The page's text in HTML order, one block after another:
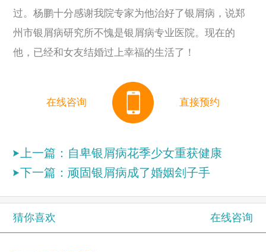
过。杨鹏十分感谢我院专家为他治好了银屑病，说郑
州市银屑病研究所不愧是银屑病专业医院。现在的
他，已经和女友结婚过上幸福的生活了！
在线咨询 直接预约
上一篇： 自卑银屑病花季少女重获健康
下一篇：顽固银屑病成了婚姻刽子手
猜你喜欢 在线咨询